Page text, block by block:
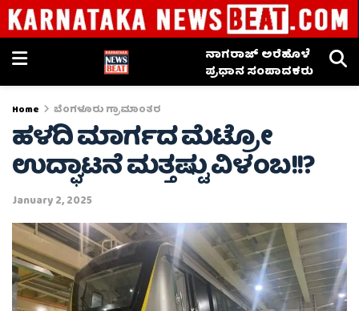
ನಾಗರಾಜ್ ಅರೆಹೊಳೆ
ಪ್ರಧಾನ ಸಂಪಾದಕರು
Home ಬೆಂಗಳೂರು ಗ್ರಾಮಾಂತರ
ಹಳದಿ ಮಾರ್ಗದ ಮೆಟ್ರೋ
ಉದ್ಘಾಟನೆ ಮತ್ತಷ್ಟು ವಿಳಂಬ!!?
January 2, 2025